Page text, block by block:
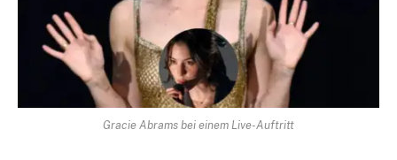
Gracie Abrams bei einem Live-Auftritt